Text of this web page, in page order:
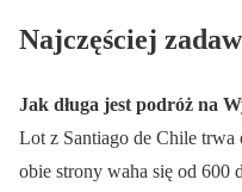
Najczęściej
Jak długa jest podróż na
Lot z Santiago de Chile trwa
obie strony waha się od 600